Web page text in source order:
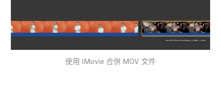
使用 iMovie 合併 MOV 文件